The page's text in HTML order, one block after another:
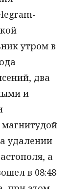
утром в
два
и
удалении
а
в 08:48